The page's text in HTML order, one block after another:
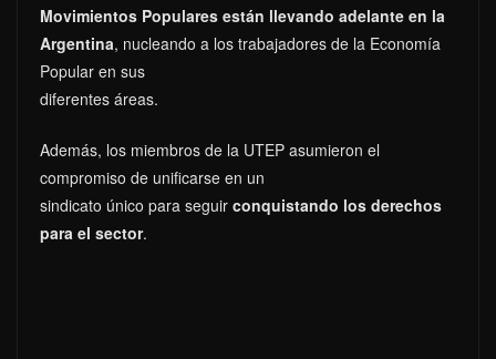
Movimientos Populares están llevando adelante en la
Argentina, nucleando a los trabajadores de la Economía
Popular en sus
diferentes áreas.
Además, los miembros de la UTEP asumieron el
compromiso de unificarse en un
sindicato único para seguir conquistando los derechos
para el sector.